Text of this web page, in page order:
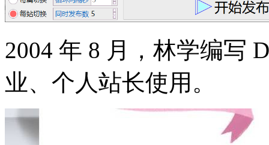
2004 年 8 月，林学编写
业、个人站长使用。